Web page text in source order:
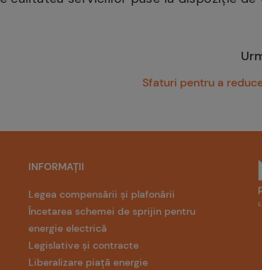
Sfaturi pentru a
INFORMAȚII
Legea compensării și plafonării
Încetarea schemei de sprijin pentru
energie electrică
Legislative și contracte
Liberalizare piață energie